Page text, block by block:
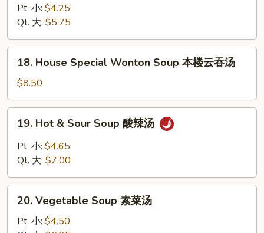
Rice
Soup
鸡
饭
Pt. 小: $4.25
Qt. 大: $5.75
House
Special
Wonton
Soup
汤
18. House Special Wonton Soup 本楼云吞汤
$8.50
Hot
Sour
酸
19. Hot & Sour Soup 酸辣汤
Pt. 小: $4.65
Qt. 大: $7.00
Vegetable
Soup
20. Vegetable Soup 素菜汤
Pt. 小: $4.50